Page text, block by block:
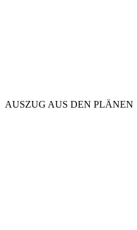
AUSZUG AUS DEN PLÄNEN